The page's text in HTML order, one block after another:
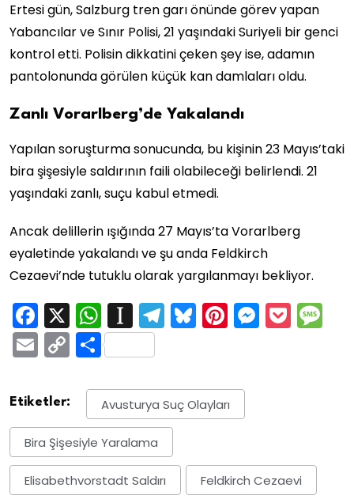
Ertesi gün, Salzburg tren garı önünde görev yapan
Yabancılar ve Sınır Polisi, 21 yaşındaki Suriyeli bir genci
kontrol etti. Polisin dikkatini çeken şey ise, adamın
pantolonunda görülen küçük kan damlaları oldu.
Zanlı Vorarlberg’de Yakalandı
Yapılan soruşturma sonucunda, bu kişinin 23 Mayıs’taki
bira şişesiyle saldırının faili olabileceği belirlendi. 21
yaşındaki zanlı, suçu kabul etmedi.
Ancak delillerin ışığında 27 Mayıs’ta Vorarlberg
eyaletinde yakalandı ve şu anda Feldkirch
Cezaevi’nde tutuklu olarak yargılanmayı bekliyor.
Facebook
X WhatsApp
Instapaper
Telegram
Bluesky
Pinterest
EmailCopy
Share
Etiketler: Avusturya Suç Olayları
Bira Şişesiyle Yaralama
Elisabethvorstadt Saldırı Feldkirch Cezaevi